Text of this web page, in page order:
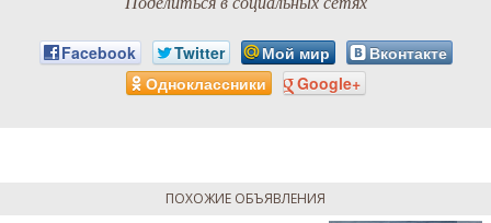
Facebook Twitter Мой мир
Вконтакте
Одноклассники
Google+
ПОХОЖИЕ ОБЪЯВЛЕНИЯ